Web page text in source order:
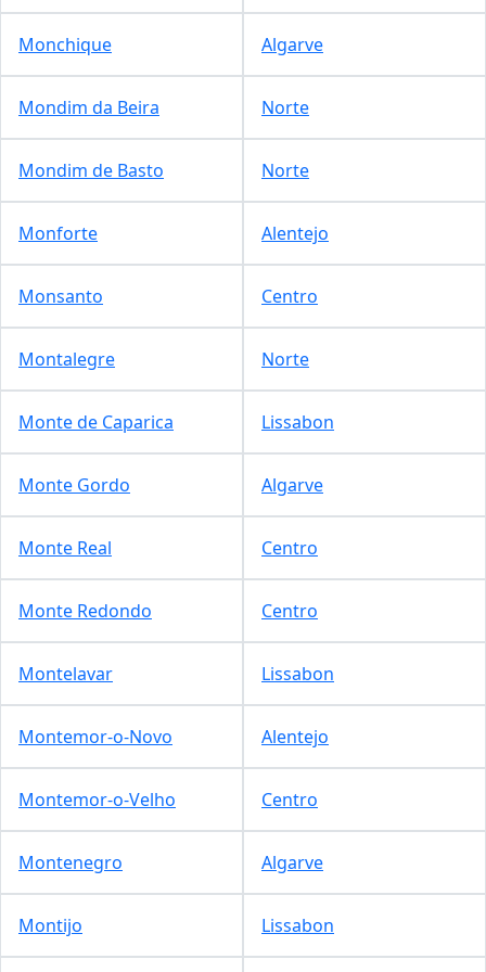
Monchique Algarve
Mondim da Beira Norte
Mondim de Basto Norte
Monforte Alentejo
Monsanto Centro
Montalegre Norte
Monte de Caparica Lissabon
Monte Gordo Algarve
Monte Real Centro
Monte Redondo Centro
Montelavar Lissabon
Montemor-o-Novo Alentejo
Montemor-o-Velho Centro
Montenegro Algarve
Montijo Lissabon